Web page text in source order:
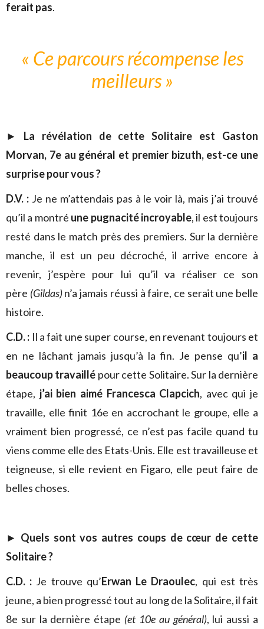
ferait pas.
« Ce parcours récompense les
meilleurs »
► La révélation de cette Solitaire est Gaston
Morvan, 7e au général et premier bizuth, est-ce une
surprise pour vous ?
D.V. : Je ne m’attendais pas à le voir là, mais j’ai trouvé
qu’il a montré une pugnacité incroyable, il est toujours
resté dans le match près des premiers. Sur la dernière
manche, il est un peu décroché, il arrive encore à
revenir, j’espère pour lui qu’il va réaliser ce son
père (Gildas)n’a jamais réussi à faire, ce serait une belle
histoire.
C.D. : Il a fait une super course, en revenant toujours et
en ne lâchant jamais jusqu’à la fin. Je pense qu’il a
beaucoup travaillé pour cette Solitaire. Sur la dernière
étape, j’ai bien aimé Francesca Clapcich, avec qui je
travaille, elle finit 16e en accrochant le groupe, elle a
vraiment bien progressé, ce n’est pas facile quand tu
viens comme elle des Etats-Unis. Elle est travailleuse et
teigneuse, si elle revient en Figaro, elle peut faire de
belles choses.
► Quels sont vos autres coups de cœur de cette
Solitaire ?
C.D. : Je trouve qu’Erwan Le Draoulec, qui est très
jeune, a bien progressé tout au long de la Solitaire, il fait
8e sur la dernière étape (et 10e au général), lui aussi a